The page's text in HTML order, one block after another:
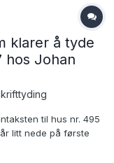
klarer å tyde
hos Johan
til hus nr. 495
litt nede på første